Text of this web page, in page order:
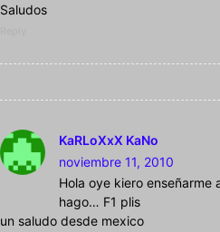
Saludos
KaRLoXxX KaNo
noviembre 11, 2010
Hola oye kiero enseñarme
hago… F1 plis
un saludo desde mexico